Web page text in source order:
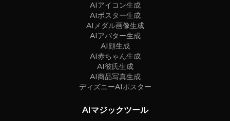
AIアイコン生成
AIポスター生成
AIメダル画像生成
AIアバター生成
AI顔生成
AI赤ちゃん生成
AI彼氏生成
AI商品写真生成
ディズニーAIポスター
AIマジックツール